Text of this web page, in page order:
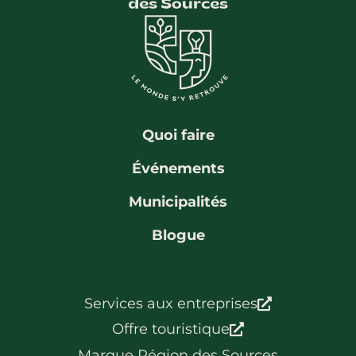
Bénévolat
Communauté d’affaires
Travailleurs autonomes
Coups de cœur
Itinéraires
Pédalez!
Blogue
Quoi faire
Événements
Municipalités
Blogue
Services aux entreprises
Offre touristique